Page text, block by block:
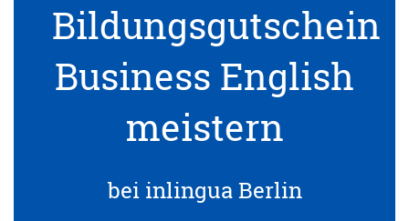
Bildungsgutschein
Business English
meistern
bei inlingua Berlin